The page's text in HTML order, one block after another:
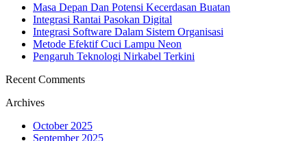
Masa Depan Dan Potensi Kecerdasan Buatan
Integrasi Rantai Pasokan Digital
Integrasi Software Dalam Sistem Organisasi
Metode Efektif Cuci Lampu Neon
Pengaruh Teknologi Nirkabel Terkini
Recent Comments
Archives
October 2025
September 2025